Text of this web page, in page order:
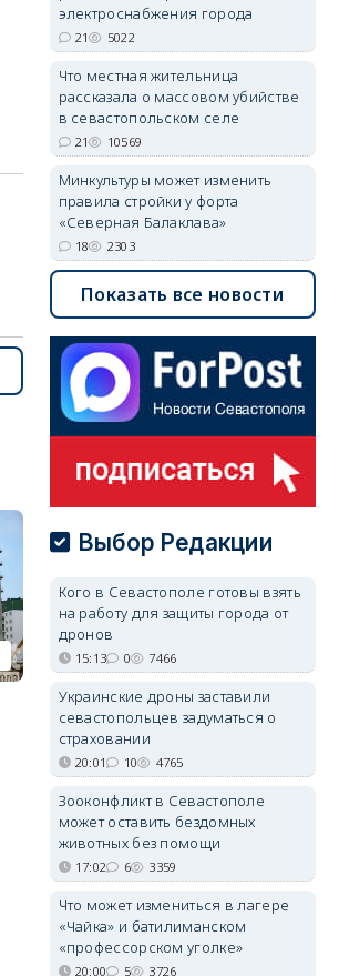
Кого в Севастополе готовы
взять на работу для защиты
города от дронов
Что надо знать о МОГах
города.
07/08/2026 15:13 7394
электроснабжения города
21 5022
Что местная жительница
рассказала о массовом убийстве
в севастопольском селе
21 10569
Минкультуры может изменить
правила стройки у форта
«Северная Балаклава»
18 2303
Показать все новости
Выбор Редакции
Кого в Севастополе готовы взять
на работу для защиты города от
дронов
15:13 0 7466
Украинские дроны заставили
севастопольцев задуматься о
страховании
20:01 10 4765
Зооконфликт в Севастополе
может оставить бездомных
животных без помощи
17:02 6 3359
Что может измениться в лагере
«Чайка» и батилиманском
«профессорском уголке»
20:00 5 3726